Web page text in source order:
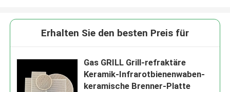
Erhalten Sie den besten Preis für
Gas GRILL Grill-refraktäre
Keramik-Infrarotbienenwaben-
keramische Brenner-Platte